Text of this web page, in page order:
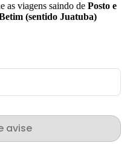
as viagens saindo de Posto e
(sentido Juatuba)
avise